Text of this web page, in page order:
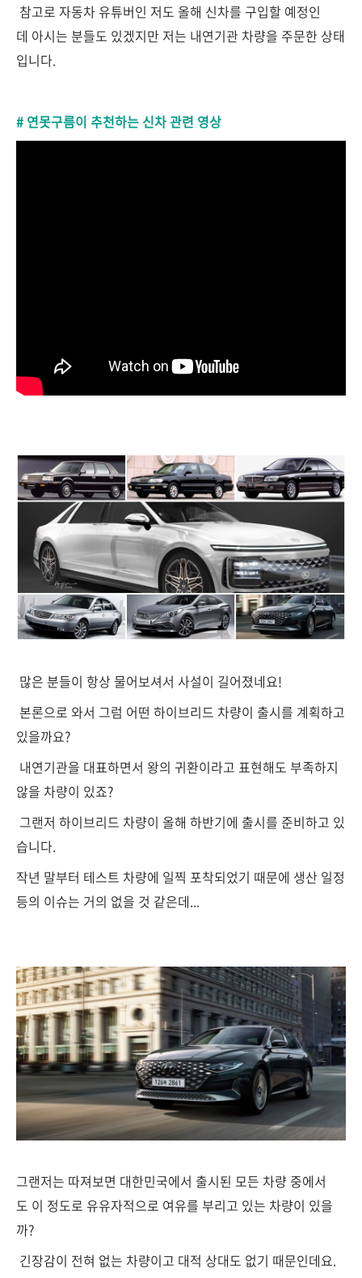
참고로 자동차 유튜버인 저도 올해 신차를 구입할 예정인
데 아시는 분들도 있겠지만 저는 내연기관 차량을 주문한 상태
입니다.
# 연못구름이 추천하는 신차 관련 영상
많은 분들이 항상 물어보셔서 사설이 길어졌네요!
본론으로 와서 그럼 어떤 하이브리드 차량이 출시를 계획하고
있을까요?
내연기관을 대표하면서 왕의 귀환이라고 표현해도 부족하지
않을 차량이 있죠?
그랜저 하이브리드 차량이 올해 하반기에 출시를 준비하고 있
습니다.
작년 말부터 테스트 차량에 일찍 포착되었기 때문에 생산 일정
등의 이슈는 거의 없을 것 같은데...
그랜저는 따져보면 대한민국에서 출시된 모든 차량 중에서
도 이 정도로 유유자적으로 여유를 부리고 있는 차량이 있을
까?
긴장감이 전혀 없는 차량이고 대적 상대도 없기 때문인데요.